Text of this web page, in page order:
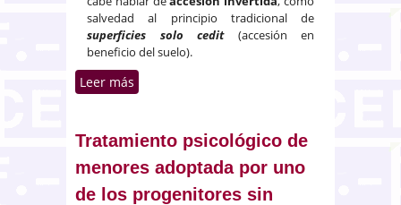
salvedad al principio tradicional de
superficies solo cedit(accesión en
beneficio del suelo).
Leer más
invade predio vecino
Tratamiento psicológico de
menores adoptada por uno
de los progenitores sin